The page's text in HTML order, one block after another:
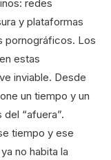
redes
y plataformas
pornográficos. Los
estas
inviable. Desde
un tiempo y un
“afuera”.
tiempo y ese
no habita la